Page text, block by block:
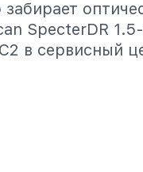
забирает
SpecterDR
в сервисный